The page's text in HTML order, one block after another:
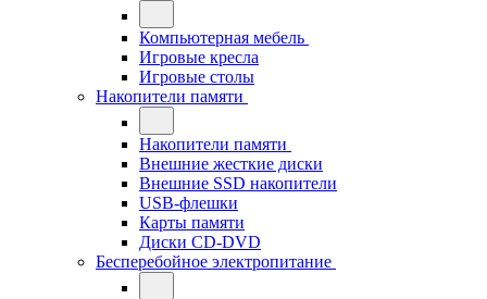
Компьютерная мебель
Игровые кресла
Игровые столы
Накопители памяти
Накопители памяти
Внешние жесткие диски
Внешние SSD накопители
USB-флешки
Карты памяти
Диски CD-DVD
Бесперебойное электропитание